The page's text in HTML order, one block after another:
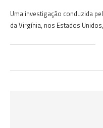
Uma investigação conduzida
da Virgínia, nos Estados